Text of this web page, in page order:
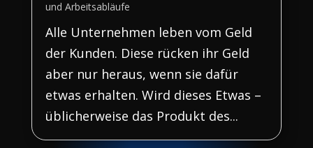
und Arbeitsabläufe
Alle Unternehmen leben vom Geld
der Kunden. Diese rücken ihr Geld
aber nur heraus, wenn sie dafür
etwas erhalten. Wird dieses Etwas –
üblicherweise das Produkt des...